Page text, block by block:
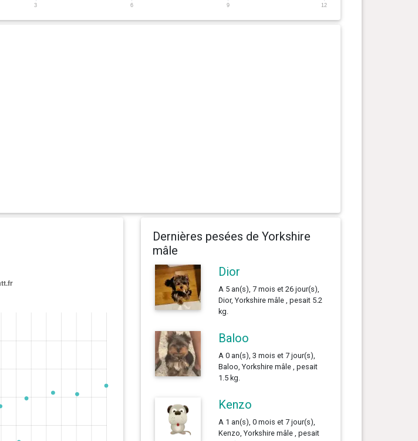
3 6 9 12
Dernières pesées de Yorkshire
mâle
Dior
A 5 an(s), 7 mois et 26 jour(s),
Dior, Yorkshire mâle , pesait 5.2
kg.
Baloo
A 0 an(s), 3 mois et 7 jour(s),
Baloo, Yorkshire mâle , pesait
1.5 kg.
Kenzo
A 1 an(s), 0 mois et 7 jour(s),
Kenzo, Yorkshire mâle , pesait